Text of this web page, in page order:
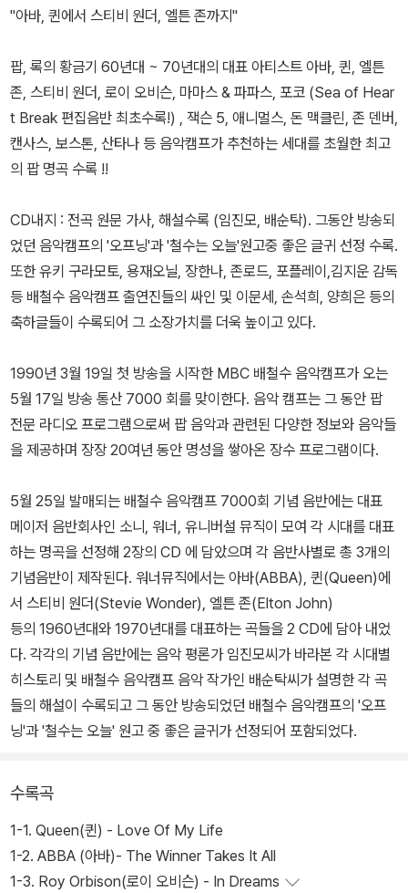
"아바, 퀸에서 스티비 원더, 엘튼 존까지"
팝, 록의 황금기 60년대 ~ 70년대의 대표 아티스트 아바, 퀸, 엘튼
존, 스티비 원더, 로이 오비슨, 마마스 & 파파스, 포코 (Sea of Hear
t Break 편집음반 최초수록!) , 잭슨 5, 애니멀스, 돈 맥클린, 존 덴버,
캔사스, 보스톤, 산타나 등 음악캠프가 추천하는 세대를 초월한 최고
의 팝 명곡 수록 !!
CD내지 : 전곡 원문 가사, 해설수록 (임진모, 배순탁). 그동안 방송되
었던 음악캠프의 '오프닝'과 '철수는 오늘'원고중 좋은 글귀 선정 수록.
또한 유키 구라모토, 용재오닐, 장한나, 존로드, 포플레이,김지운 감독
등 배철수 음악캠프 출연진들의 싸인 및 이문세, 손석희, 양희은 등의
축하글들이 수록되어 그 소장가치를 더욱 높이고 있다.
1990년 3월 19일 첫 방송을 시작한 MBC 배철수 음악캠프가 오는
5월 17일 방송 통산 7000 회를 맞이한다. 음악 캠프는 그 동안 팝
전문 라디오 프로그램으로써 팝 음악과 관련된 다양한 정보와 음악들
을 제공하며 장장 20여년 동안 명성을 쌓아온 장수 프로그램이다.
5월 25일 발매되는 배철수 음악캠프 7000회 기념 음반에는 대표
메이저 음반회사인 소니, 워너, 유니버설 뮤직이 모여 각 시대를 대표
하는 명곡을 선정해 2장의 CD 에 담았으며 각 음반사별로 총 3개의
기념음반이 제작된다. 워너뮤직에서는 아바(ABBA), 퀸(Queen)에
서 스티비 원더(Stevie Wonder), 엘튼 존(Elton John)
등의 1960년대와 1970년대를 대표하는 곡들을 2 CD에 담아 내었
다. 각각의 기념 음반에는 음악 평론가 임진모씨가 바라본 각 시대별
히스토리 및 배철수 음악캠프 음악 작가인 배순탁씨가 설명한 각 곡
들의 해설이 수록되고 그 동안 방송되었던 배철수 음악캠프의 '오프
닝'과 '철수는 오늘' 원고 중 좋은 글귀가 선정되어 포함되었다.
수록곡
1-1. Queen(퀸) - Love Of My Life
1-2. ABBA (아바)- The Winner Takes It All
1-3. Roy Orbison(로이 오비슨) - In Dreams